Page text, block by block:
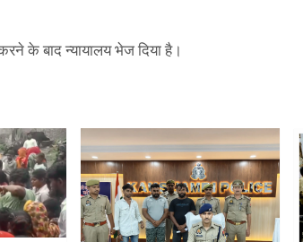
के बाद न्यायालय भेज दिया है।